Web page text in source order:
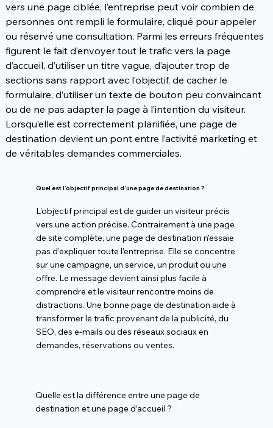
vers une page ciblée, l’entreprise peut voir combien de
personnes ont rempli le formulaire, cliqué pour appeler
ou réservé une consultation. Parmi les erreurs fréquentes
figurent le fait d’envoyer tout le trafic vers la page
d’accueil, d’utiliser un titre vague, d’ajouter trop de
sections sans rapport avec l’objectif, de cacher le
formulaire, d’utiliser un texte de bouton peu convaincant
ou de ne pas adapter la page à l’intention du visiteur.
Lorsqu’elle est correctement planifiée, une page de
destination devient un pont entre l’activité marketing et
de véritables demandes commerciales.
Quel est l’objectif principal d’une page de destination ?
L’objectif principal est de guider un visiteur précis
vers une action précise. Contrairement à une page
de site complète, une page de destination n’essaie
pas d’expliquer toute l’entreprise. Elle se concentre
sur une campagne, un service, un produit ou une
offre. Le message devient ainsi plus facile à
comprendre et le visiteur rencontre moins de
distractions. Une bonne page de destination aide à
transformer le trafic provenant de la publicité, du
SEO, des e-mails ou des réseaux sociaux en
demandes, réservations ou ventes.
Quelle est la différence entre une page de
destination et une page d’accueil ?